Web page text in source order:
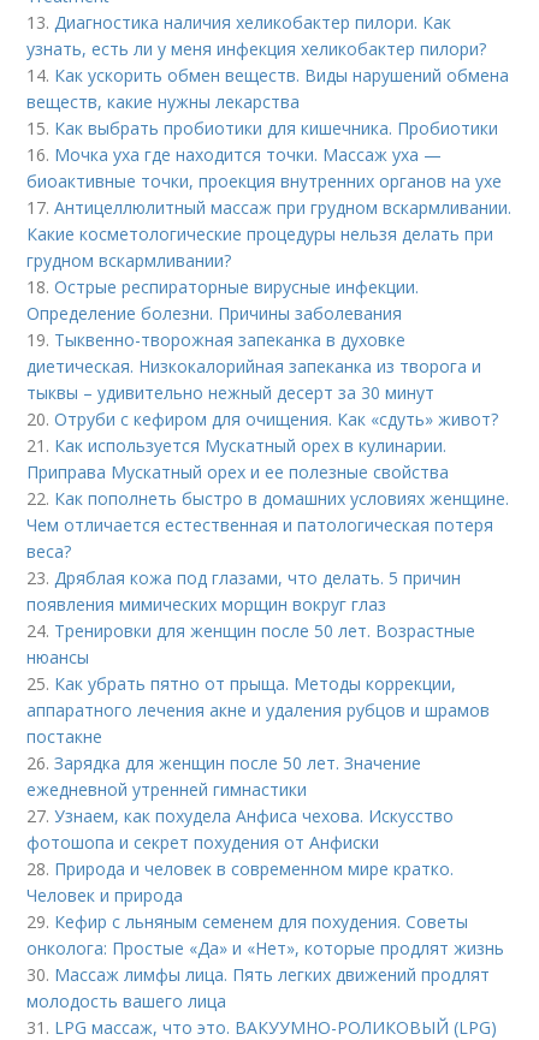
13.Диагностика наличия хеликобактер пилори. Как
узнать, есть ли у меня инфекция хеликобактер пилори?
14. Как ускорить обмен веществ. Виды нарушений обмена
веществ, какие нужны лекарства
15. Как выбрать пробиотики для кишечника. Пробиотики
16. Мочка уха где находится точки. Массаж уха —
биоактивные точки, проекция внутренних органов на ухе
17.Антицеллюлитный массаж при грудном вскармливании.
Какие косметологические процедуры нельзя делать при
грудном вскармливании?
18.Острые респираторные вирусные инфекции.
Определение болезни. Причины заболевания
19. Тыквенно-творожная запеканка в духовке
диетическая. Низкокалорийная запеканка из творога и
тыквы – удивительно нежный десерт за 30 минут
20.Отруби с кефиром для очищения. Как «сдуть» живот?
21. Как используется Мускатный орех в кулинарии.
Приправа Мускатный орех и ее полезные свойства
22. Как пополнеть быстро в домашних условиях женщине.
Чем отличается естественная и патологическая потеря
веса?
23.Дряблая кожа под глазами, что делать. 5 причин
появления мимических морщин вокруг глаз
24. Тренировки для женщин после 50 лет. Возрастные
нюансы
25. Как убрать пятно от прыща. Методы коррекции,
аппаратного лечения акне и удаления рубцов и шрамов
постакне
26.Зарядка для женщин после 50 лет. Значение
ежедневной утренней гимнастики
27.Узнаем, как похудела Анфиса чехова. Искусство
фотошопа и секрет похудения от Анфиски
28. Природа и человек в современном мире кратко.
Человек и природа
29. Кефир с льняным семенем для похудения. Советы
онколога: Простые «Да» и «Нет», которые продлят жизнь
30. Массаж лимфы лица. Пять легких движений продлят
молодость вашего лица
31. LPG массаж, что это. ВАКУУМНО-РОЛИКОВЫЙ (LPG)